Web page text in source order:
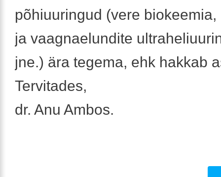
põhiuuringud (vere
ja vaagnaelundite
jne.) ära tegema, ehk hakkab
Tervitades,
dr. Anu Ambos.